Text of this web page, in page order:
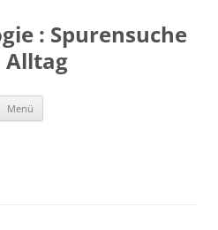
: Spurensuche
Alltag
Menü